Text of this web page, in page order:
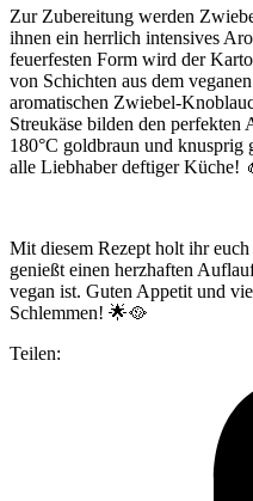
Zur Zubereitung werden
ihnen ein herrlich intensives
feuerfesten Form wird der
von Schichten aus dem
aromatischen Zwiebel-
Streukäse bilden den perfekten
180°C goldbraun und knusprig
alle Liebhaber deftiger Küche!
Mit diesem Rezept holt ihr
genießt einen herzhaften
vegan ist. Guten Appetit und
Schlemmen! 🌟🥘
Teilen: